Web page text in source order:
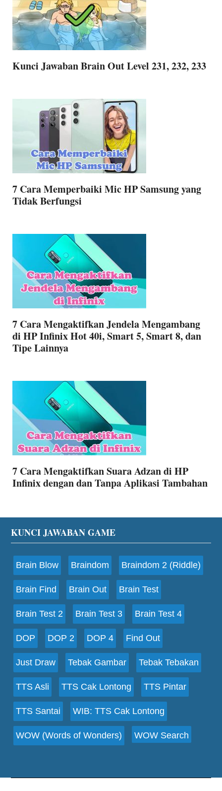
Kunci Jawaban Brain Out Level 231, 232, 233
7 Cara Memperbaiki Mic HP Samsung yang
Tidak Berfungsi
7 Cara Mengaktifkan Jendela Mengambang
di HP Infinix Hot 40i, Smart 5, Smart 8, dan
Tipe Lainnya
7 Cara Mengaktifkan Suara Adzan di HP
Infinix dengan dan Tanpa Aplikasi Tambahan
Footer
KUNCI JAWABAN GAME
Brain Blow Braindom Braindom 2 (Riddle)
Brain Find Brain Out Brain Test
Brain Test 2 Brain Test 3 Brain Test 4
DOP DOP 2 DOP 4 Find Out
Just Draw Tebak Gambar Tebak Tebakan
TTS Asli TTS Cak Lontong TTS Pintar
TTS Santai WIB: TTS Cak Lontong
WOW (Words of Wonders) WOW Search